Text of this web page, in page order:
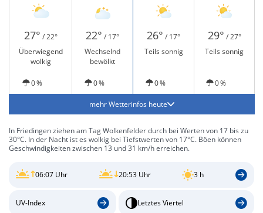
27° / 22° 22° / 17° 26° / 17° 29° / 27°
Überwiegend
wolkig
Wechselnd
bewölkt
Teils sonnig Teils sonnig
0 % 0 % 0 % 0 %
mehr Wetterinfos heute
In Friedingen ziehen am Tag Wolkenfelder durch bei Werten von 17 bis zu
30°C. In der Nacht ist es wolkig bei Tiefstwerten von 17°C. Böen können
Geschwindigkeiten zwischen 13 und 31 km/h erreichen.
06:07 Uhr 20:53 Uhr 3 h
UV-Index Letztes Viertel